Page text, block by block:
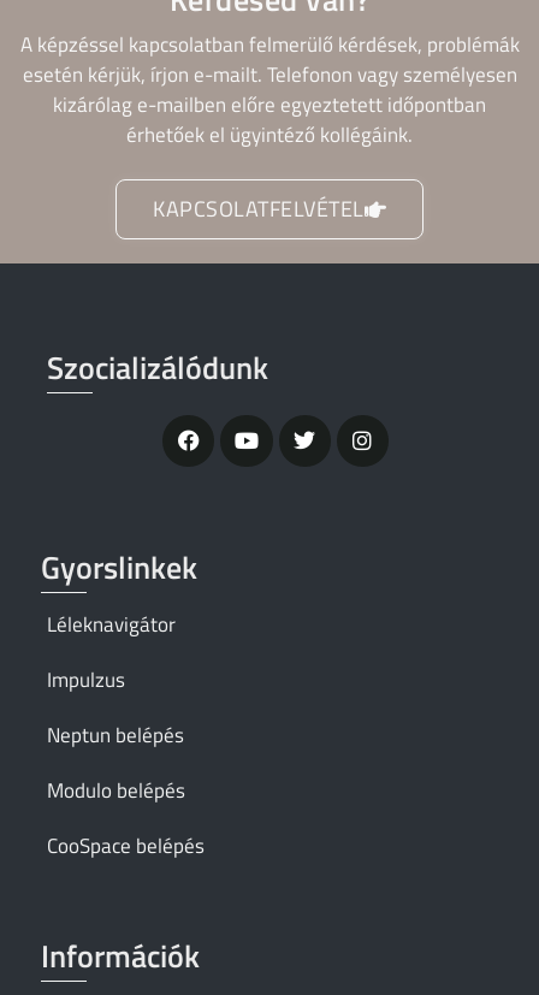
A képzéssel kapcsolatban felmerülő kérdések, problémák
esetén kérjük, írjon e-mailt. Telefonon vagy személyesen
kizárólag e-mailben előre egyeztetett időpontban
érhetőek el ügyintéző kollégáink.
KAPCSOLATFELVÉTEL
Szocializálódunk
Gyorslinkek
Léleknavigátor
Impulzus
Neptun belépés
Modulo belépés
CooSpace belépés
Információk